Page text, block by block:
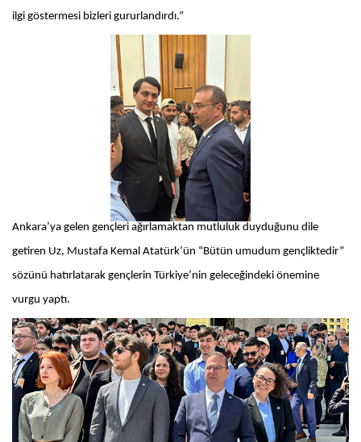
ilgi göstermesi bizleri gururlandırdı.”
Ankara’ya gelen gençleri ağırlamaktan mutluluk duyduğunu dile
getiren Uz, Mustafa Kemal Atatürk’ün “Bütün umudum gençliktedir”
sözünü hatırlatarak gençlerin Türkiye’nin geleceğindeki önemine
vurgu yaptı.